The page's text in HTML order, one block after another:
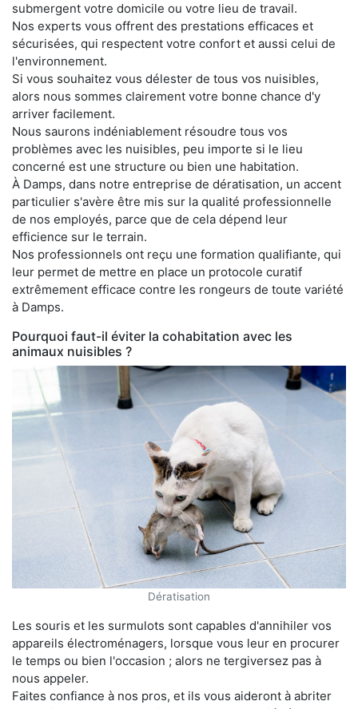
submergent votre domicile ou votre lieu de travail.
Nos experts vous offrent des prestations efficaces et
sécurisées, qui respectent votre confort et aussi celui de
l'environnement.
Si vous souhaitez vous délester de tous vos nuisibles,
alors nous sommes clairement votre bonne chance d'y
arriver facilement.
Nous saurons indéniablement résoudre tous vos
problèmes avec les nuisibles, peu importe si le lieu
concerné est une structure ou bien une habitation.
À Damps, dans notre entreprise de dératisation, un accent
particulier s'avère être mis sur la qualité professionnelle
de nos employés, parce que de cela dépend leur
efficience sur le terrain.
Nos professionnels ont reçu une formation qualifiante, qui
leur permet de mettre en place un protocole curatif
extrêmement efficace contre les rongeurs de toute variété
à Damps.
Pourquoi faut-il éviter la cohabitation avec les
animaux nuisibles ?
Dératisation
Les souris et les surmulots sont capables d'annihiler vos
appareils électroménagers, lorsque vous leur en procurer
le temps ou bien l'occasion ; alors ne tergiversez pas à
nous appeler.
Faites confiance à nos pros, et ils vous aideront à abriter